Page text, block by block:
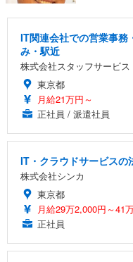
IT関連会社での営業事務
み・駅近
株式会社スタッフサービス
東京都
月給21万円～
正社員 / 派遣社員
IT・クラウドサービスの
株式会社シンカ
東京都
月給29万2,000円～41
正社員